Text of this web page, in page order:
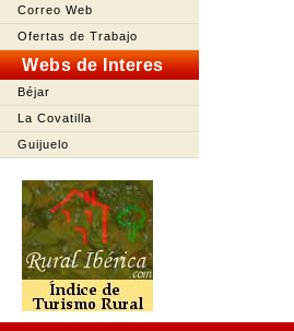
Correo Web
Ofertas de Trabajo
Webs de Interes
Béjar
La Covatilla
Guijuelo